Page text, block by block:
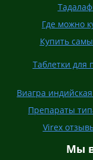
Где можно
Купить
Таблетки для
Виагра
Препараты
Virex
Мы